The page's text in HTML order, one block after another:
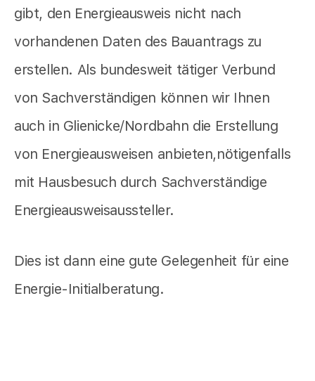
gibt, den Energieausweis nicht nach
vorhandenen Daten des Bauantrags zu
erstellen. Als bundesweit tätiger Verbund
von Sachverständigen können wir Ihnen
auch in Glienicke/Nordbahn die Erstellung
von Energieausweisen anbieten,nötigenfalls
mit Hausbesuch durch Sachverständige
Energieausweisaussteller.
Dies ist dann eine gute Gelegenheit für eine
Energie-Initialberatung.